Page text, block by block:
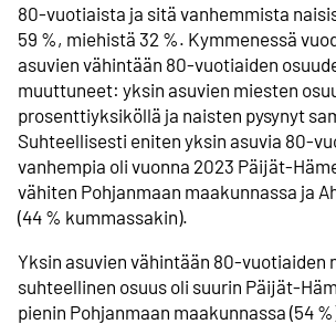
80-vuotiaista ja sitä vanhemmista
59 %, miehistä 32 %. Kymmenessä
asuvien vähintään 80-vuotiaiden
muuttuneet: yksin asuvien miesten
prosenttiyksiköllä ja naisten pysynyt
Suhteellisesti eniten yksin asuvia 80-
vanhempia oli vuonna 2023 Päijät-
vähiten Pohjanmaan maakunnassa ja
(44 % kummassakin).
Yksin asuvien vähintään 80-vuotiaiden
suhteellinen osuus oli suurin Päijät-
pienin Pohjanmaan maakunnassa (54